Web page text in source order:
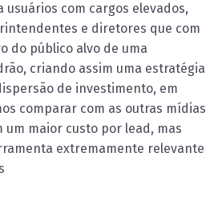
usuários com cargos elevados,
e diretores que com
do público alvo de uma
criando assim uma estratégia
de investimento, em
comparar com as outras mídias
um maior custo por lead, mas
extremamente relevante